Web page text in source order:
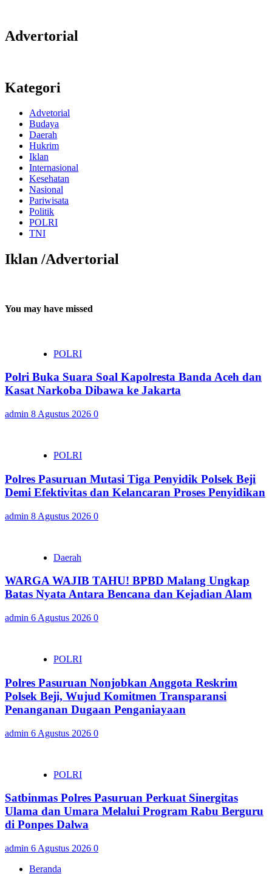
Advertorial
Kategori
Advetorial
Budaya
Daerah
Hukrim
Iklan
Internasional
Kesehatan
Nasional
Pariwisata
Politik
POLRI
TNI
Iklan /Advertorial
You may have missed
POLRI
Polri Buka Suara Soal Kapolresta Banda Aceh dan
Kasat Narkoba Dibawa ke Jakarta
admin 8 Agustus 2026 0
POLRI
Polres Pasuruan Mutasi Tiga Penyidik Polsek Beji
Demi Efektivitas dan Kelancaran Proses Penyidikan
admin 8 Agustus 2026 0
Daerah
WARGA WAJIB TAHU! BPBD Malang Ungkap
Batas Nyata Antara Bencana dan Kejadian Alam
admin 6 Agustus 2026 0
POLRI
Polres Pasuruan Nonjobkan Anggota Reskrim
Polsek Beji, Wujud Komitmen Transparansi
Penanganan Dugaan Penganiayaan
admin 6 Agustus 2026 0
POLRI
Satbinmas Polres Pasuruan Perkuat Sinergitas
Ulama dan Umara Melalui Program Rabu Berguru
di Ponpes Dalwa
admin 6 Agustus 2026 0
Beranda